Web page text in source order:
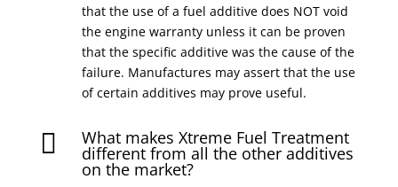
that the use of a fuel additive does NOT void
the engine warranty unless it can be proven
that the specific additive was the cause of the
failure. Manufactures may assert that the use
of certain additives may prove useful.
 What makes Xtreme Fuel Treatment
different from all the other additives
on the market?